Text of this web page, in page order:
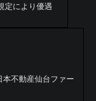
定により優遇
不動産仙台ファー